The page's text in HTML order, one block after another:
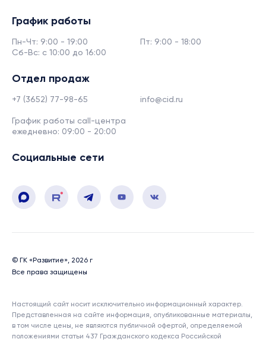
График работы
Пн-Чт: 9:00 - 19:00
Пт: 9:00 - 18:00
Сб-Вс: с 10:00 до 16:00
Отдел продаж
+7 (3652) 77-98-65 info@cid.ru
График работы call-центра
ежедневно: 09:00 - 20:00
Социальные сети
© ГК «Развитие», 2026 г
Все права защищены
Настоящий сайт носит исключительно информационный характер.
Представленная на сайте информация, опубликованные материалы,
в том числе цены, не являются публичной офертой, определяемой
положениями статьи 437 Гражданского кодекса Российской